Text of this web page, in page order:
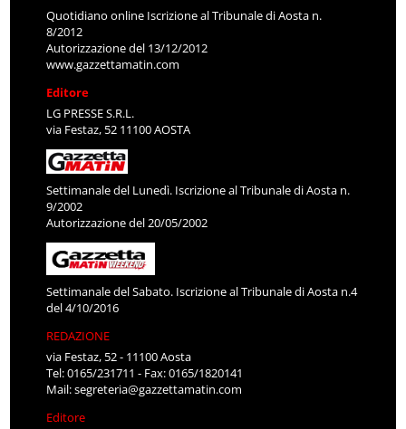
Quotidiano online Iscrizione al Tribunale di Aosta n.
8/2012
Autorizzazione del 13/12/2012
www.gazzettamatin.com
Editore
LG PRESSE S.R.L.
via Festaz, 52 11100 AOSTA
Settimanale del Lunedì. Iscrizione al Tribunale di Aosta n.
9/2002
Autorizzazione del 20/05/2002
Settimanale del Sabato. Iscrizione al Tribunale di Aosta n.4
del 4/10/2016
REDAZIONE
via Festaz, 52 - 11100 Aosta
Tel: 0165/231711 - Fax: 0165/1820141
Mail:segreteria@gazzettamatin.com
Editore